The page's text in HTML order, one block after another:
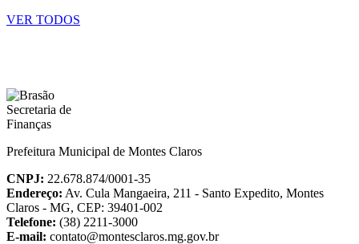
VER TODOS
Prefeitura Municipal de Montes Claros
CNPJ: 22.678.874/0001-35
Endereço: Av. Cula Mangaeira, 211 - Santo Expedito, Montes
Claros - MG, CEP: 39401-002
Telefone: (38) 2211-3000
E-mail: contato@montesclaros.mg.gov.br